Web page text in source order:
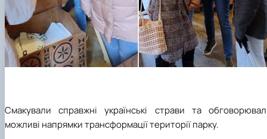
Смакували справжні українські страви та
можливі напрямки трансформації території парку.